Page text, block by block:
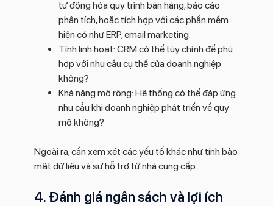
tự động hóa quy trình bán hàng, báo cáo
phân tích, hoặc tích hợp với các phần mềm
hiện có như ERP, email marketing.
Tính linh hoạt: CRM có thể tùy chỉnh để phù
hợp với nhu cầu cụ thể của doanh nghiệp
không?
Khả năng mở rộng: Hệ thống có thể đáp ứng
nhu cầu khi doanh nghiệp phát triển về quy
mô không?
Ngoài ra, cần xem xét các yếu tố khác như tính bảo
mật dữ liệu và sự hỗ trợ từ nhà cung cấp.
4. Đánh giá ngân sách và lợi ích